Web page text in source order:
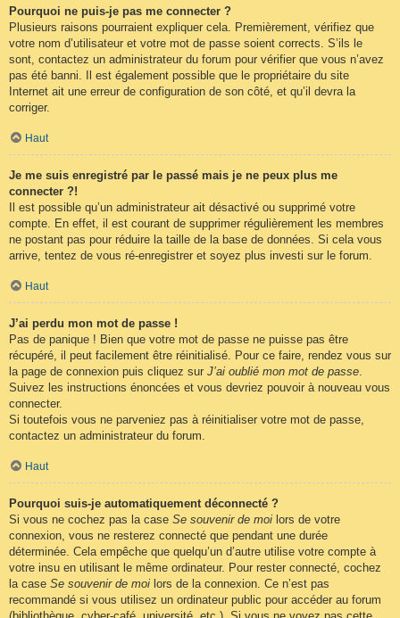
Pourquoi ne puis-je pas me connecter ?
Plusieurs raisons pourraient expliquer cela. Premièrement, vérifiez que
votre nom d’utilisateur et votre mot de passe soient corrects. S’ils le
sont, contactez un administrateur du forum pour vérifier que vous n’avez
pas été banni. Il est également possible que le propriétaire du site
Internet ait une erreur de configuration de son côté, et qu’il devra la
corriger.
Haut
Je me suis enregistré par le passé mais je ne peux plus me
connecter ?!
Il est possible qu’un administrateur ait désactivé ou supprimé votre
compte. En effet, il est courant de supprimer régulièrement les membres
ne postant pas pour réduire la taille de la base de données. Si cela vous
arrive, tentez de vous ré-enregistrer et soyez plus investi sur le forum.
Haut
J’ai perdu mon mot de passe !
Pas de panique ! Bien que votre mot de passe ne puisse pas être
récupéré, il peut facilement être réinitialisé. Pour ce faire, rendez vous sur
la page de connexion puis cliquez sur J’ai oublié mon mot de passe.
Suivez les instructions énoncées et vous devriez pouvoir à nouveau vous
connecter.
Si toutefois vous ne parveniez pas à réinitialiser votre mot de passe,
contactez un administrateur du forum.
Haut
Pourquoi suis-je automatiquement déconnecté ?
Si vous ne cochez pas la case Se souvenir de moi lors de votre
connexion, vous ne resterez connecté que pendant une durée
déterminée. Cela empêche que quelqu’un d’autre utilise votre compte à
votre insu en utilisant le même ordinateur. Pour rester connecté, cochez
la case Se souvenir de moi lors de la connexion. Ce n’est pas
recommandé si vous utilisez un ordinateur public pour accéder au forum